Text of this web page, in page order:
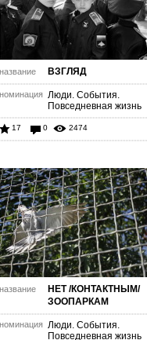
название ВЗГЛЯД
номинация Люди. События.
Повседневная жизнь
17 0 2474
название
НЕТ /КОНТАКТНЫМ/
ЗООПАРКАМ
номинация Люди. События.
Повседневная жизнь